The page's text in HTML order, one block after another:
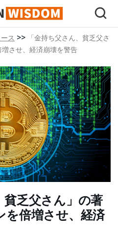
インの知恵
ス >> 「金持ち父さん、貧乏父さ
させ、経済崩壊を警告
貧乏父さん」の著
倍増させ、経済